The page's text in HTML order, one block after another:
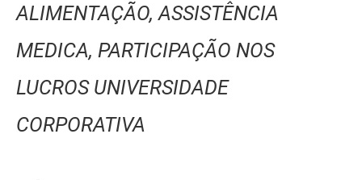
ALIMENTAÇÃO, ASSISTÊNCIA
MEDICA, PARTICIPAÇÃO NOS
LUCROS UNIVERSIDADE
CORPORATIVA